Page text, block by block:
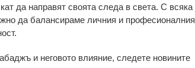
да направят своята следа в света. С всяка
да балансираме личния и професионалния
и неговото влияние, следете новините